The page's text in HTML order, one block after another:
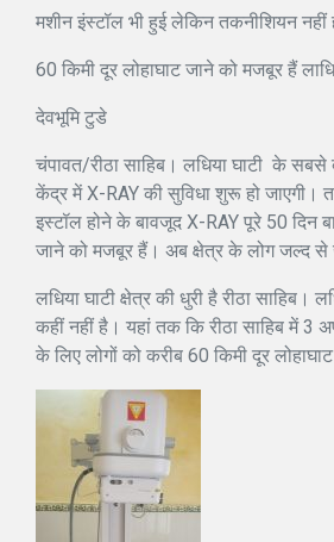
मशीन इंस्टॉल भी हुई लेकिन तकनीशियन नहीं
60 किमी दूर लोहाघाट जाने को मजबूर हैं
देवभूमि टुडे
चंपावत/रीठा साहिब। लधिया घाटी के
केंद्र में X-RAY की सुविधा शुरू हो जाएगी।
इस्टॉल होने के बावजूद X-RAY पूरे 50 दिन
जाने को मजबूर हैं। अब क्षेत्र के लोग जल्द से
लधिया घाटी क्षेत्र की धुरी है रीठा
कहीं नहीं है। यहां तक कि रीठा साहिब में
के लिए लोगों को करीब 60 किमी दूर